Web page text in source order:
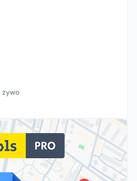
żywo